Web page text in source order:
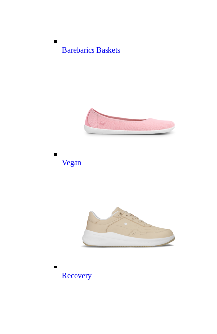
Barebarics Baskets
Vegan
Recovery